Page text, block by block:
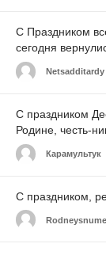
С Праздником
сегодня
Netsadditardy
С праздником
Родине, честь-
Карамультук
С праздником,
Rodneysnume